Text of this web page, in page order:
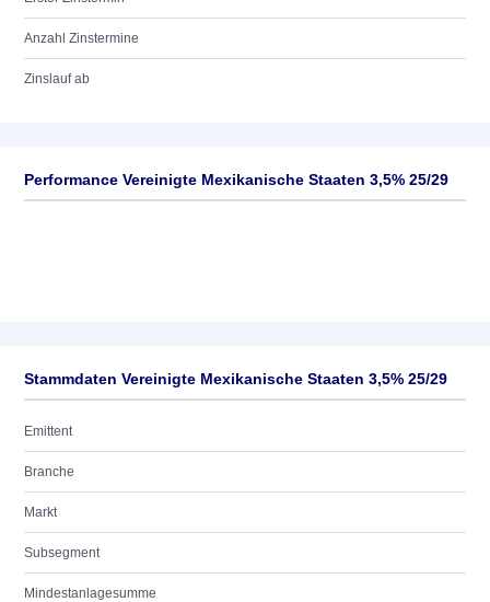
Anzahl Zinstermine
Zinslauf ab
Performance Vereinigte Mexikanische Staaten 3,5% 25/29
Stammdaten Vereinigte Mexikanische Staaten 3,5% 25/29
Emittent
Branche
Markt
Subsegment
Mindestanlagesumme